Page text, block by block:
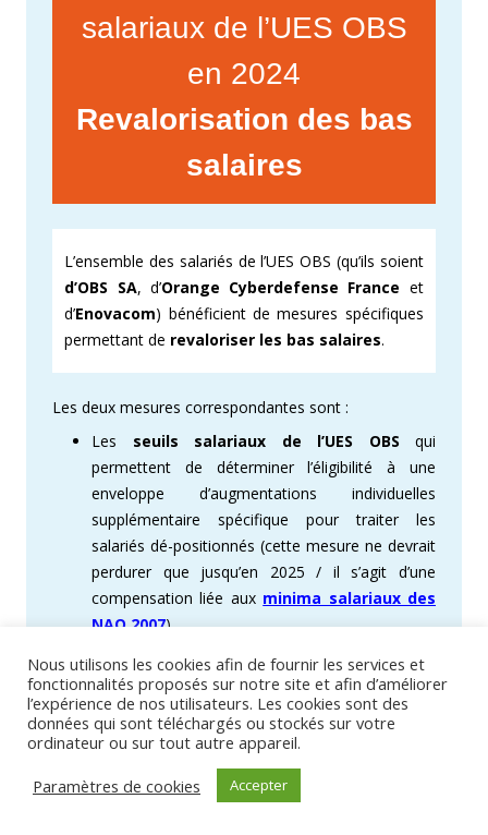
salariaux de l’UES OBS
en 2024
Revalorisation des bas
salaires
L’ensemble des salariés de l’UES OBS (qu’ils soient
d’OBS SA, d’Orange Cyberdefense France et
d’Enovacom) bénéficient de mesures spécifiques
permettant de revaloriser les bas salaires.
Les deux mesures correspondantes sont :
Les seuils salariaux de l’UES OBS qui
permettent de déterminer l’éligibilité à une
enveloppe d’augmentations individuelles
supplémentaire spécifique pour traiter les
salariés dé-positionnés (cette mesure ne devrait
perdurer que jusqu’en 2025 / il s’agit d’une
compensation liée aux minima salariaux des
NAO 2007).
Lesminima conventionnels BETICqui
définissent des minima salariaux en relation
avec votre coefficient BETIC.
Retrouvez ci-dessous, la partie
réservée aux abonnés proposant une
Nous utilisons les cookies afin de fournir les services et
fonctionnalités proposés sur notre site et afin d’améliorer
l’expérience de nos utilisateurs. Les cookies sont des
données qui sont téléchargés ou stockés sur votre
ordinateur ou sur tout autre appareil.
Paramètres de cookies
Accepter